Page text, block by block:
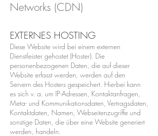
Networks (CDN)
EXTERNES HOSTING
Diese Website wird bei einem externen
Dienstleister gehostet (Hoster). Die
personenbezogenen Daten, die auf dieser
Website erfasst werden, werden auf den
Servern des Hosters gespeichert. Hierbei kann
es sich v. a. um IP-Adressen, Kontaktanfragen,
Meta- und Kommunikationsdaten, Vertragsdaten,
Kontaktdaten, Namen, Webseitenzugriffe und
sonstige Daten, die über eine Website generiert
werden, handeln.